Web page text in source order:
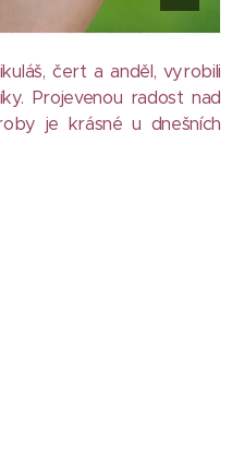
čert a anděl, vyrobili
Projevenou radost nad
je krásné u dnešních